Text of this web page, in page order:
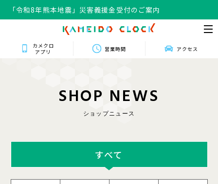
「令和8年熊本地震」災害義援金受付のご案内
カメクロ
アプリ
営業時間 アクセス
SHOP NEWS
ショップニュース
すべて